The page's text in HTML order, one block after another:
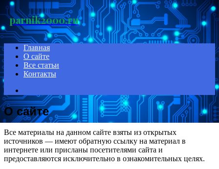
Menu
parnik2000.ru
Главная
О сайте
Все статьи
Контакты
for
О сайте
Все материалы на данном сайте взяты из открытых
источников — имеют обратную ссылку на материал в
интернете или присланы посетителями сайта и
предоставляются исключительно в ознакомительных целях.